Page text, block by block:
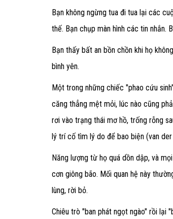
Bạn không ngừng tua đi tua lại các
thế. Bạn chụp màn hình các tin nhắn.
Bạn thấy bất an bồn chồn khi họ
bình yên.
Một trong những chiếc "phao cứu
căng thẳng mệt mỏi, lúc nào cũng
rơi vào trạng thái mơ hồ, trống rỗng
lý trí cố tìm lý do để bao biện (van
Năng lượng từ họ quá dồn dập, và
cơn giông bão. Mối quan hệ này
lùng, rời bỏ.
Chiêu trò "ban phát ngọt ngào" rồi lại